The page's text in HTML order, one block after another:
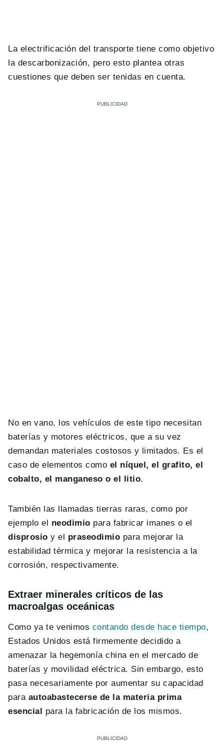
La electrificación del transporte tiene como objetivo
la descarbonización, pero esto plantea otras
cuestiones que deben ser tenidas en cuenta.
No en vano, los vehículos de este tipo necesitan
baterías y motores eléctricos, que a su vez
demandan materiales costosos y limitados. Es el
caso de elementos como el níquel, el grafito, el
cobalto, el manganeso o el litio.
También las llamadas tierras raras, como por
ejemplo el neodimio para fabricar imanes o el
disprosio y el praseodimio para mejorar la
estabilidad térmica y mejorar la resistencia a la
corrosión, respectivamente.
Extraer minerales críticos de las
macroalgas oceánicas
Como ya te venimos contando desde hace tiempo,
Estados Unidos está firmemente decidido a
amenazar la hegemonía china en el mercado de
baterías y movilidad eléctrica. Sin embargo, esto
pasa necesariamente por aumentar su capacidad
para autoabastecerse de la materia prima
esencial para la fabricación de los mismos.